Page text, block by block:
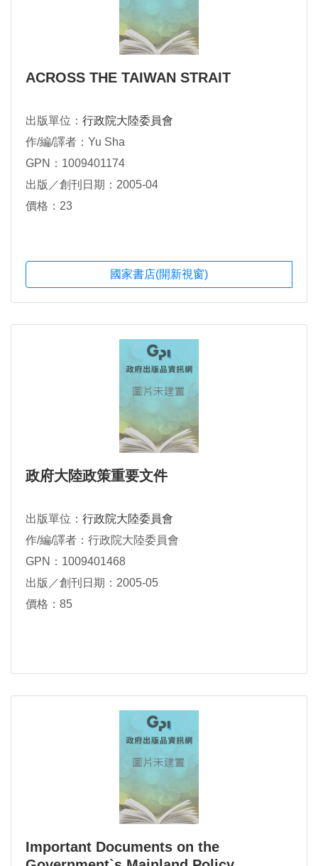
ACROSS THE TAIWAN STRAIT
出版單位： 行政院大陸委員會
作/編/譯者：Yu Sha
GPN：1009401174
出版／創刊日期：2005-04
價格：23
國家書店(開新視窗)
政府大陸政策重要文件
出版單位： 行政院大陸委員會
作/編/譯者：行政院大陸委員會
GPN：1009401468
出版／創刊日期：2005-05
價格：85
Important Documents on the